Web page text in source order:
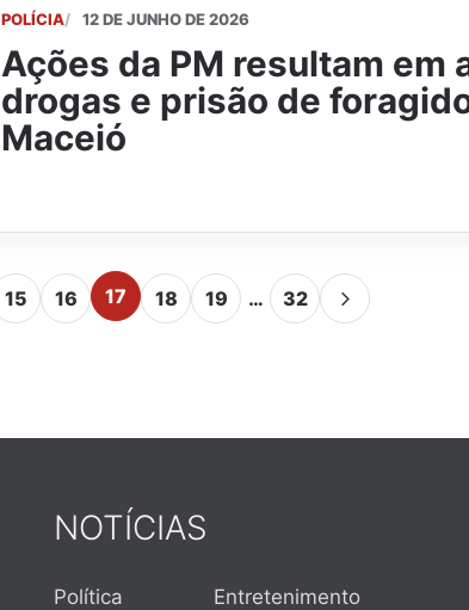
POLÍCIA 12 DE JUNHO DE 2026
Ações da PM resultam em
drogas e prisão de
Maceió
15 16 17 18 19 … 32
NOTÍCIAS
Política
Entretenimento